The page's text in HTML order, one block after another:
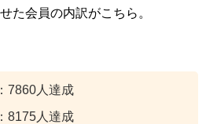
た会員の内訳がこちら。
7860人達成
8175人達成